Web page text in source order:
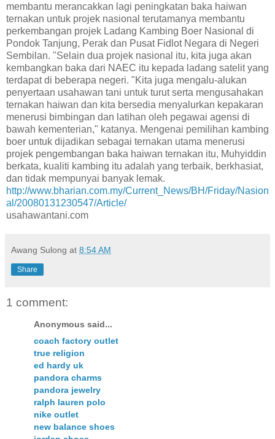
membantu merancakkan lagi peningkatan baka haiwan
ternakan untuk projek nasional terutamanya membantu
perkembangan projek Ladang Kambing Boer Nasional di
Pondok Tanjung, Perak dan Pusat Fidlot Negara di Negeri
Sembilan. "Selain dua projek nasional itu, kita juga akan
kembangkan baka dari NAEC itu kepada ladang satelit yang
terdapat di beberapa negeri. "Kita juga mengalu-alukan
penyertaan usahawan tani untuk turut serta mengusahakan
ternakan haiwan dan kita bersedia menyalurkan kepakaran
menerusi bimbingan dan latihan oleh pegawai agensi di
bawah kementerian," katanya. Mengenai pemilihan kambing
boer untuk dijadikan sebagai ternakan utama menerusi
projek pengembangan baka haiwan ternakan itu, Muhyiddin
berkata, kualiti kambing itu adalah yang terbaik, berkhasiat,
dan tidak mempunyai banyak lemak.
http://www.bharian.com.my/Current_News/BH/Friday/Nasion
al/20080131230547/Article/
usahawantani.com
Awang Sulong at 8:54 AM
Share
1 comment:
Anonymous said...
coach factory outlet
true religion
ed hardy uk
pandora charms
pandora jewelry
ralph lauren polo
nike outlet
new balance shoes